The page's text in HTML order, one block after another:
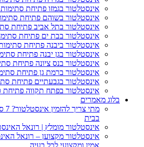
אינסטלטור בגמזו פתיחת סתימות ביוב
אינסטלטור בשוהם פתיחת סתימות ביוב
אינסטלטור בתל אביב פתיחת סתימות ביוב
אינסטלטור בבת ים פתיחת סתימות ביוב
אינסטלטור ביבנה פתיחת סתימות ביוב
אינסטלטור בגן יבנה פתיחת סתימות ביוב
אינסטלטור בנס ציונה פתיחת סתימות ביוב
אינסטלטור ברמת גן פתיחת סתימות ביוב
אינסטלטור בגבעתיים פתיחת סתימות ביוב
אינסטלטור בפתח תקווה פתיחת סתימות
מאמרים
מתי צריך להזמין
אינסטלטור מומלץ | רונאל האינסטלטור
אינסטלטור מקצוען – רונאל האינסטלטור
אמין ומקצועי לכל בעיה